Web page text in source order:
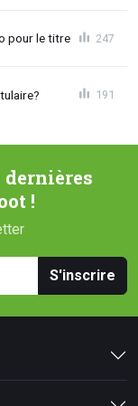
pour le titre 247
191
dernières
!
S'inscrire